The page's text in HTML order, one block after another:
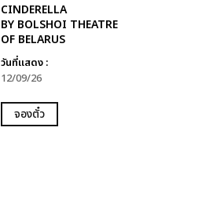
CINDERELLA
BY BOLSHOI THEATRE
OF BELARUS
วันที่แสดง :
12/09/26
จองตั๋ว